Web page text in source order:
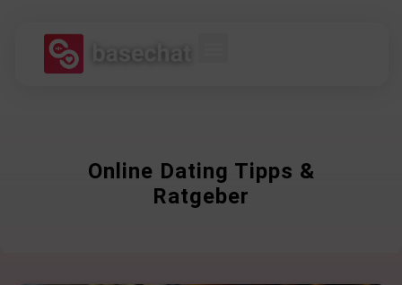
Online Dating Tipps &
Ratgeber